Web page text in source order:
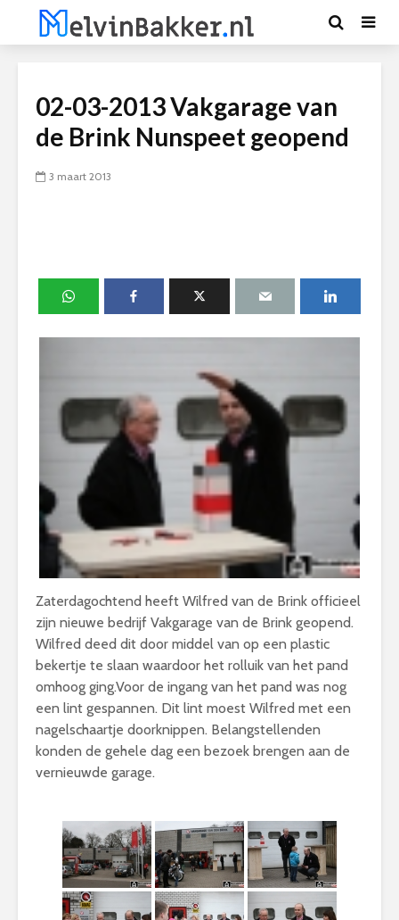
02-03-2013 Vakgarage van
de Brink Nunspeet geopend
3 maart 2013
Zaterdagochtend heeft Wilfred van de Brink officieel
zijn nieuwe bedrijf Vakgarage van de Brink geopend.
Wilfred deed dit door middel van op een plastic
bekertje te slaan waardoor het rolluik van het pand
omhoog ging.Voor de ingang van het pand was nog
een lint gespannen. Dit lint moest Wilfred met een
nagelschaartje doorknippen. Belangstellenden
konden de gehele dag een bezoek brengen aan de
vernieuwde garage.